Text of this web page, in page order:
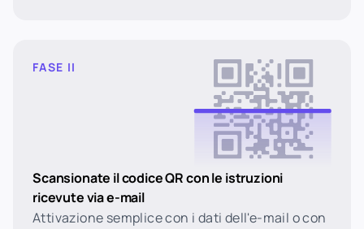
FASE II
Scansionate il codice QR con le istruzioni
ricevute via e-mail
Attivazione semplice con i dati dell'e-mail o con